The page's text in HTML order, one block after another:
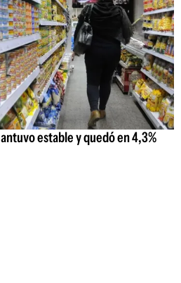
estable y quedó en 4,3%